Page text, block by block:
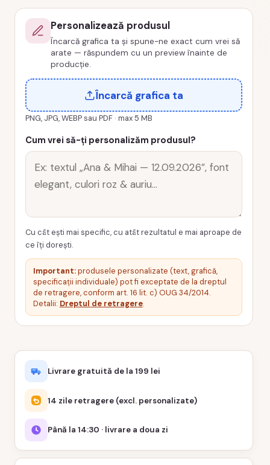
pack,
vinil
bumbac
100%,
cod
produs
Personalizează produsul
Încarcă grafica ta și spune-ne exact cum vrei să
arate — răspundem cu un preview înainte de
producție.
Încarcă grafica ta
PNG, JPG, WEBP sau PDF · max 5 MB
Cum vrei să-ți personalizăm produsul?
Cu cât ești mai specific, cu atât rezultatul e mai aproape de
ce îți dorești.
Important:produsele personalizate (text, grafică,
specificații individuale) pot fi exceptate de la dreptul
de retragere, conform art. 16 lit. c) OUG 34/2014.
Detalii: Dreptul de retragere.
Livrare gratuită de la 199 lei
14 zile retragere (excl. personalizate)
Până la 14:30 · livrare a doua zi